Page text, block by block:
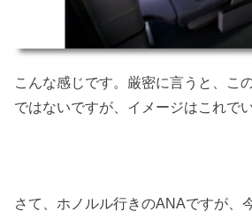
こんな感じです。厳密に言うと、こ
ではないですが、イメージはこれで
さて、ホノルル行きのANAですが、